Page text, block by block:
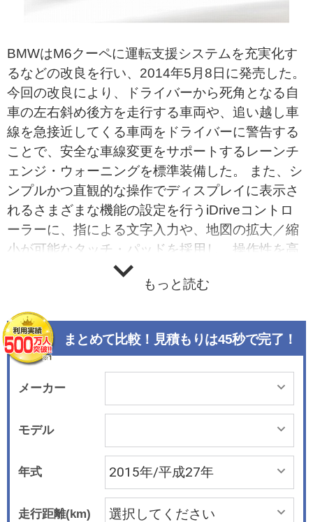
BMWはM6クーペに運転支援システムを充実化す
るなどの改良を行い、2014年5月8日に発売した。
今回の改良により、ドライバーから死角となる自
車の左右斜め後方を走行する車両や、追い越し車
線を急接近してくる車両をドライバーに警告する
ことで、安全な車線変更をサポートするレーンチ
ェンジ・ウォーニングを標準装備した。 また、シ
ンプルかつ直観的な操作でディスプレイに表示さ
れるさまざまな機能の設定を行うiDriveコントロ
ーラーに、指による文字入力や、地図の拡大／縮
小が可能なタッチ・パッドを採用し、操作性を高
めている。 2015年7月2日には、安全装備の充実
化を図るなど一部改良を行った。 2017年4月1日
もっと読む
まとめて比較！見積もりは45秒で完了！
メーカー
モデル
年式
走行距離(km)